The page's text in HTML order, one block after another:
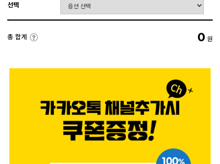
선택
총 합계 0 원